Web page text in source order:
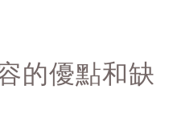
的優點和缺